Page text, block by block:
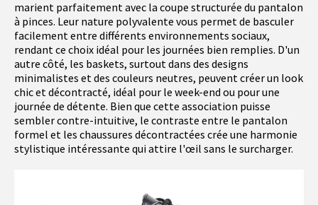
marient parfaitement avec la coupe structurée du pantalon
à pinces. Leur nature polyvalente vous permet de basculer
facilement entre différents environnements sociaux,
rendant ce choix idéal pour les journées bien remplies. D'un
autre côté, les baskets, surtout dans des designs
minimalistes et des couleurs neutres, peuvent créer un look
chic et décontracté, idéal pour le week-end ou pour une
journée de détente. Bien que cette association puisse
sembler contre-intuitive, le contraste entre le pantalon
formel et les chaussures décontractées crée une harmonie
stylistique intéressante qui attire l'œil sans le surcharger.